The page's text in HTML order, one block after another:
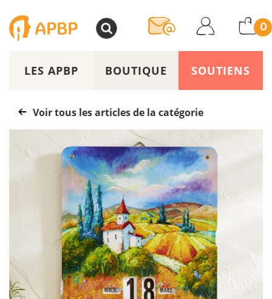
0
LES APBP BOUTIQUE SOUTIENS
Voir tous les articles de la catégorie